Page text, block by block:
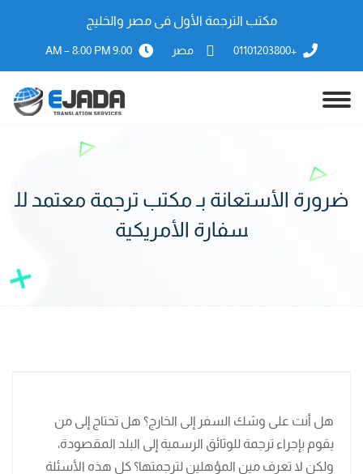
مكتب الترجمة الأول فى مصر والخليج
+01101203800 مصر 9:00 AM – 8:00 PM
ضرورة الأستعانة بـ مكتب ترجمة معتمد لل
سفارة الأمريكية
هل أنت على وشك السفر إلى الخارج؟ هل تحتاج إلى من
يقوم بإجراء ترجمة للوثائق الرسمية إلى البلد المقصودة،
ولكن لا تعرف مين المؤهلين لترجمتها؟ كل هذه الأسئلة